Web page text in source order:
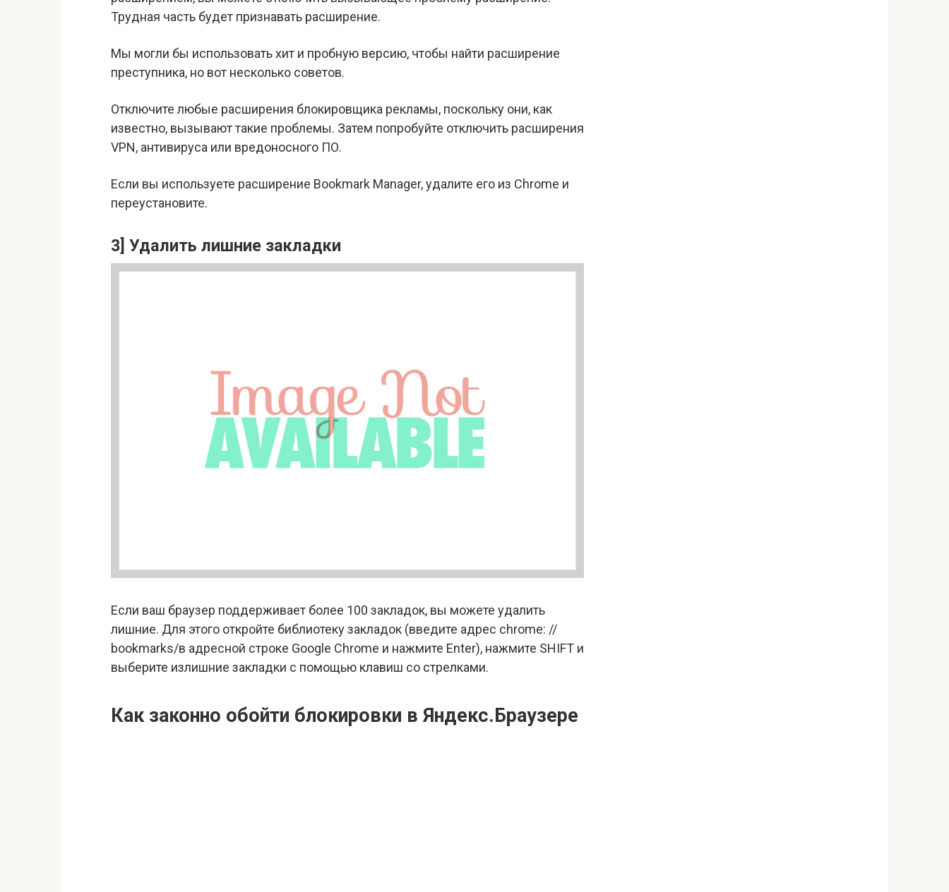
Трудная часть будет признавать расширение.
Мы могли бы использовать хит и пробную версию, чтобы найти расширение
преступника, но вот несколько советов.
Отключите любые расширения блокировщика рекламы, поскольку они, как
известно, вызывают такие проблемы. Затем попробуйте отключить расширения
VPN, антивируса или вредоносного ПО.
Если вы используете расширение Bookmark Manager, удалите его из Chrome и
переустановите.
3] Удалить лишние закладки
Если ваш браузер поддерживает более 100 закладок, вы можете удалить
лишние. Для этого откройте библиотеку закладок (введите адрес chrome: //
bookmarks/в адресной строке Google Chrome и нажмите Enter), нажмите SHIFT и
выберите излишние закладки с помощью клавиш со стрелками.
Как законно обойти блокировки в Яндекс.Браузере